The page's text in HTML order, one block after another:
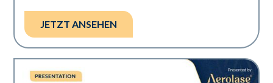
JETZT ANSEHEN